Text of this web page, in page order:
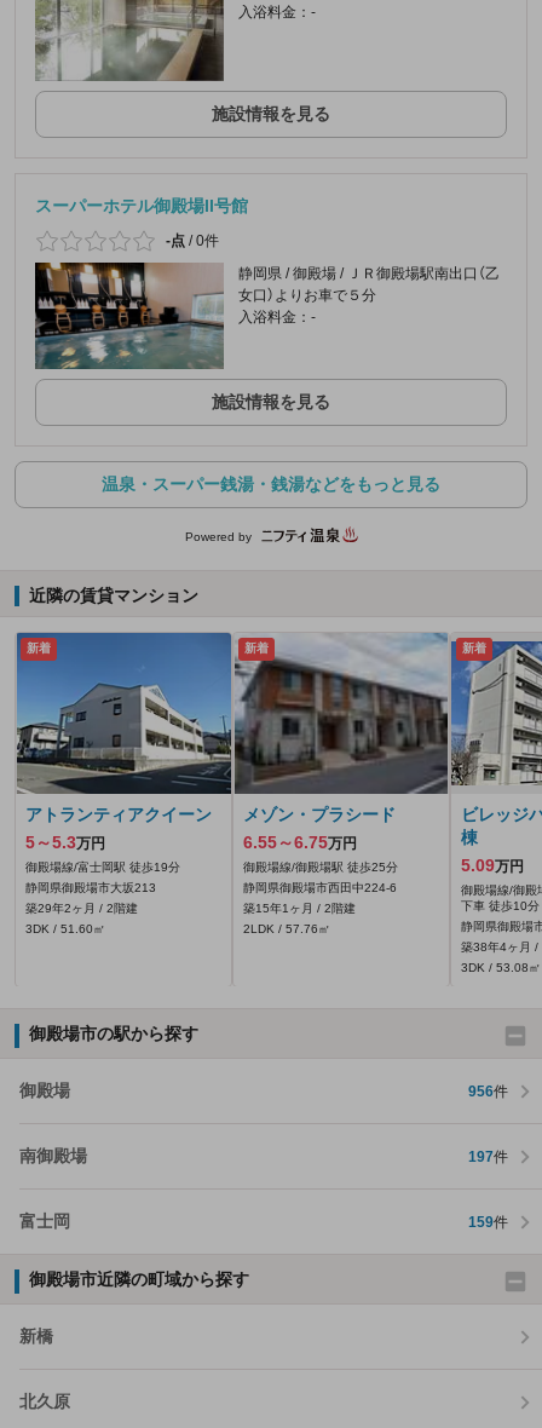
入浴料金：-
施設情報を見る
スーパーホテル御殿場II号館
-点 /0件
静岡県 / 御殿場 / ＪＲ御殿場駅南出口（乙
女口）よりお車で５分
入浴料金：-
施設情報を見る
温泉・スーパー銭湯・銭湯などをもっと見る
Powered by
近隣の賃貸マンション
新着
アトランティアクイーン
5～5.3万円
御殿場線/富士岡駅 徒歩19分
静岡県御殿場市大坂213
築29年2ヶ月 / 2階建
3DK / 51.60㎡
新着
メゾン・プラシード
6.55～6.75万円
御殿場線/御殿場駅 徒歩25分
静岡県御殿場市西田中224‐6
築15年1ヶ月 / 2階建
2LDK / 57.76㎡
新着
ビレッジ
棟
5.09万円
御殿場線/御殿
下車 徒歩10分
静岡県御殿場
築38年4ヶ月 /
3DK / 53.08㎡
御殿場市の駅から探す
御殿場 956件
南御殿場 197件
富士岡 159件
御殿場市近隣の町域から探す
新橋
北久原